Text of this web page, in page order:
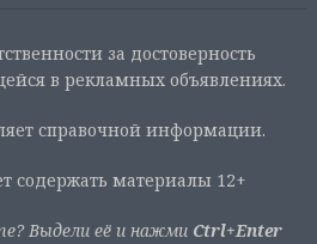
за достоверность
в рекламных объявлениях.
справочной информации.
содержать материалы 12+
Выдели её и нажми Ctrl+Enter